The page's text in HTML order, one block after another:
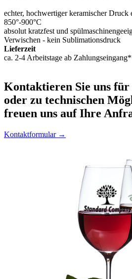
echter, hochwertiger keramischer Druck
850°-900°C
absolut kratzfest und
Verwischen - kein Sublimationsdruck
Lieferzeit
ca. 2-4 Arbeitstage ab
Kontaktieren Sie uns
oder zu technischen
freuen uns auf Ihre
Kontaktformular →